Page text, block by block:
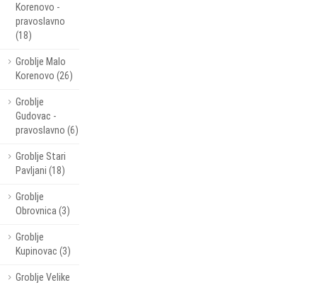
Korenovo -
pravoslavno
(18)
Groblje Malo
Korenovo (26)
Groblje
Gudovac -
pravoslavno (6)
Groblje Stari
Pavljani (18)
Groblje
Obrovnica (3)
Groblje
Kupinovac (3)
Groblje Velike